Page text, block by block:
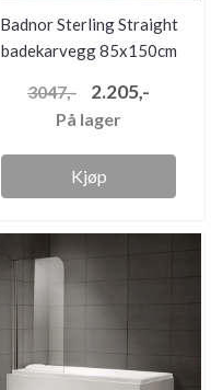
Badnor Sterling Straight
badekarvegg 85x150cm
3047,- 2.205,-
På lager
Kjøp